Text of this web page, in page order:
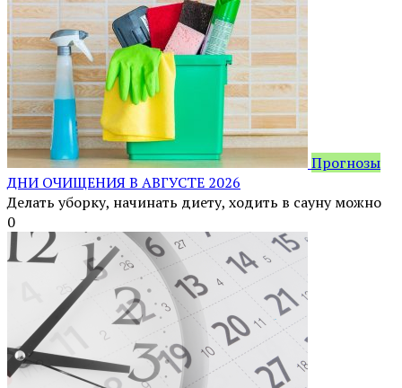
Прогнозы
ДНИ ОЧИЩЕНИЯ В АВГУСТЕ 2026
Делать уборку, начинать диету, ходить в сауну можно
0